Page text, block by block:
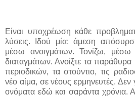
Είναι υποχρέωση κάθε
λύσεις. Ιδού μία: άμεση
μέσω ανοιγμάτων. Τονίζω, μέσω
διαταγμάτων. Ανοίξτε τα παράθυρα
περιοδικών, τα στούντιο, τις
νέο αίμα, σε νέους ερμηνευτές. Δεν
ονόματα εδώ και σαράντα χρόνια.